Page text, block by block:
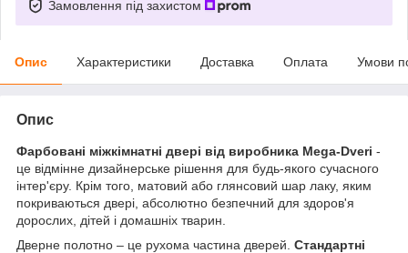
Замовлення під захистом
Опис Характеристики Доставка Оплата Умови
Опис
Фарбовані міжкімнатні двері від виробника Mega-Dveri -
це відмінне дизайнерське рішення для будь-якого сучасного
інтер'єру. Крім того, матовий або глянсовий шар лаку, яким
покриваються двері, абсолютно безпечний для здоров'я
дорослих, дітей і домашніх тварин.
Дверне полотно – це рухома частина дверей. Стандартні